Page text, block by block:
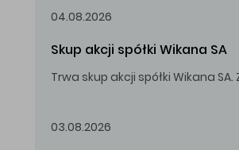
04.08.2026
Skup akcji spółki Wikana SA
03.08.2026